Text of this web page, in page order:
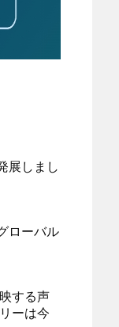
展しまし
ローバル
する声
ーは今